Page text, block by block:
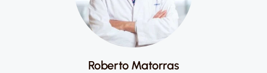
Roberto Matorras